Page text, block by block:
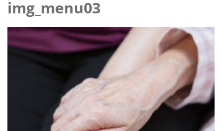
お問い合わせ
025-311-1290
お問い合わせ
メール・フォーム
img_menu03